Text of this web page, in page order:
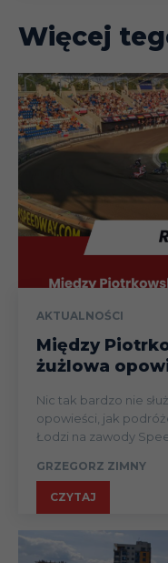
Więcej
AKTUALNOŚCI
Między
żużlowa
Nic tak bardzo nie
opowieści, jak
Łodzi na zawody
GRZEGORZ ZIMNY
CZYTAJ